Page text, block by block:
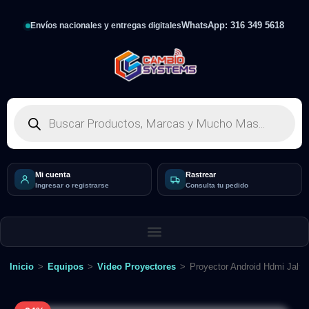
Envíos nacionales y entregas digitalesWhatsApp: 316 349 5618
Mi cuenta
Ingresar o registrarse
Rastrear
Consulta tu pedido
Inicio > Equipos > Video Proyectores > Proyector Android Hdmi